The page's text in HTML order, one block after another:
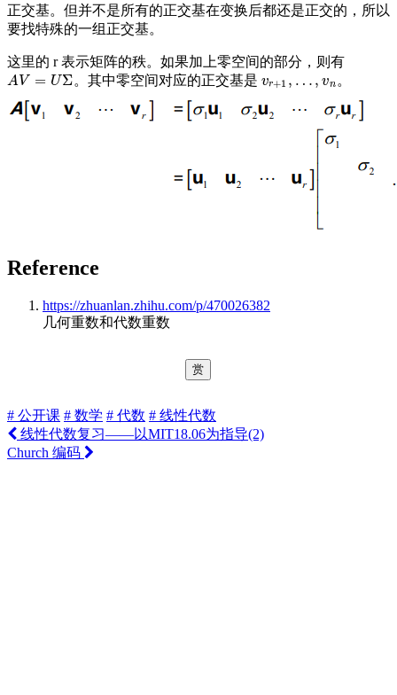
正交基。但并不是所有的正交基在变换后都还是正交的，所以
要找特殊的一组正交基。
这里的 r 表示矩阵的秩。如果加上零空间的部分，则有
AV = UΣ
AV= U Σ 。其中零空间对应的正交基是 vr+1 , … , vn
vr+1 ,… vn 。
Reference
https://zhuanlan.zhihu.com/p/470026382
几何重数和代数重数
赏
# 公开课 # 数学 # 代数 # 线性代数
线性代数复习——以MIT18.06为指导(2)
Church 编码